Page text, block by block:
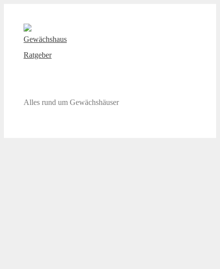
springen
Alles rund um Gewächshäuser